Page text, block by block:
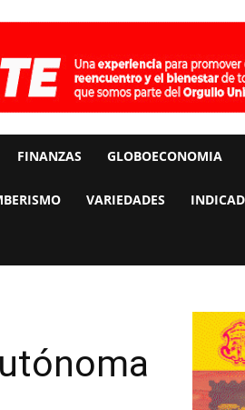
FINANZAS GLOBOECONOMIA
VARIEDADES